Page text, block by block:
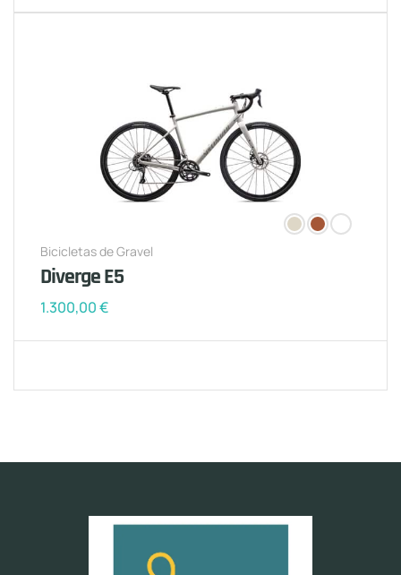
Bicicletas de Gravel
Diverge E5
1.300,00€